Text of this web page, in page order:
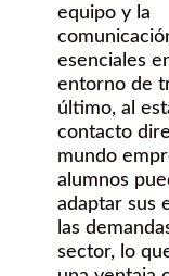
equipo y la
esenciales
entorno de
último, al
contacto
mundo
alumnos
adaptar sus
las
sector, lo